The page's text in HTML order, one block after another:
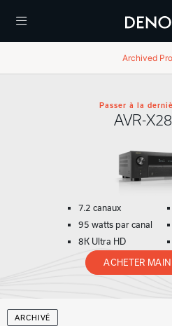
Archived
Passer à la
AVR-
7.2 canaux
95 watts par canal
8K Ultra HD
ACHETER
ARCHIVÉ